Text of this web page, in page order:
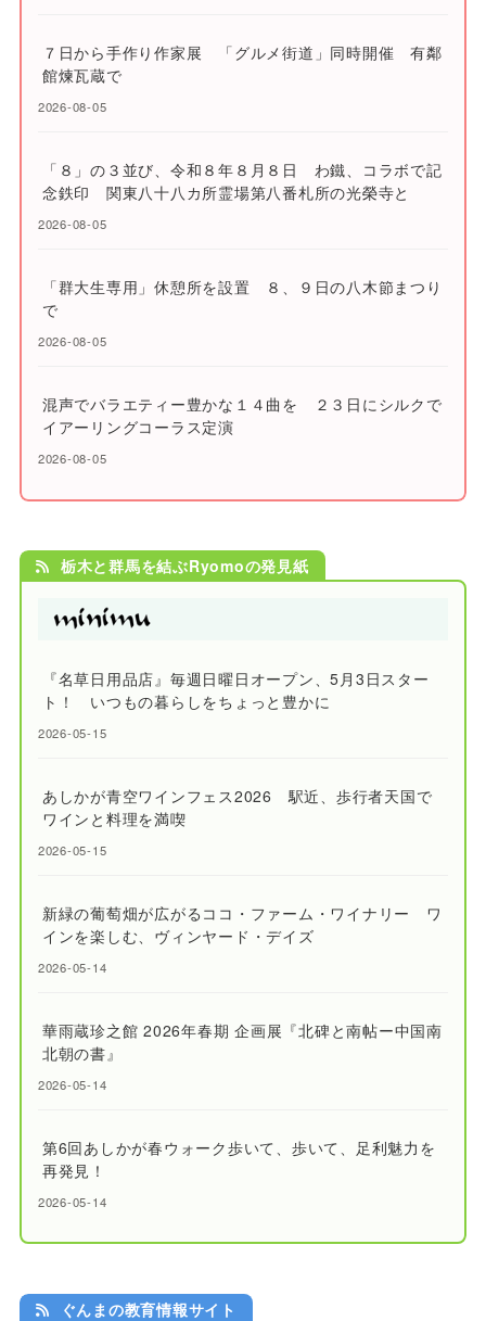
７日から手作り作家展 「グルメ街道」同時開催 有鄰
館煉瓦蔵で
2026-08-05
「８」の３並び、令和８年８月８日 わ鐵、コラボで記
念鉄印 関東八十八カ所霊場第八番札所の光榮寺と
2026-08-05
「群大生専用」休憩所を設置 ８、９日の八木節まつり
で
2026-08-05
混声でバラエティー豊かな１４曲を ２３日にシルクで
イアーリングコーラス定演
2026-08-05
栃木と群馬を結ぶRyomoの発見紙
『名草日用品店』毎週日曜日オープン、5月3日スター
ト！ いつもの暮らしをちょっと豊かに
2026-05-15
あしかが青空ワインフェス2026 駅近、歩行者天国で
ワインと料理を満喫
2026-05-15
新緑の葡萄畑が広がるココ・ファーム・ワイナリー ワ
インを楽しむ、ヴィンヤード・デイズ
2026-05-14
華雨蔵珍之館 2026年春期 企画展『北碑と南帖ー中国南
北朝の書』
2026-05-14
第6回あしかが春ウォーク歩いて、歩いて、足利魅力を
再発見！
2026-05-14
ぐんまの教育情報サイト